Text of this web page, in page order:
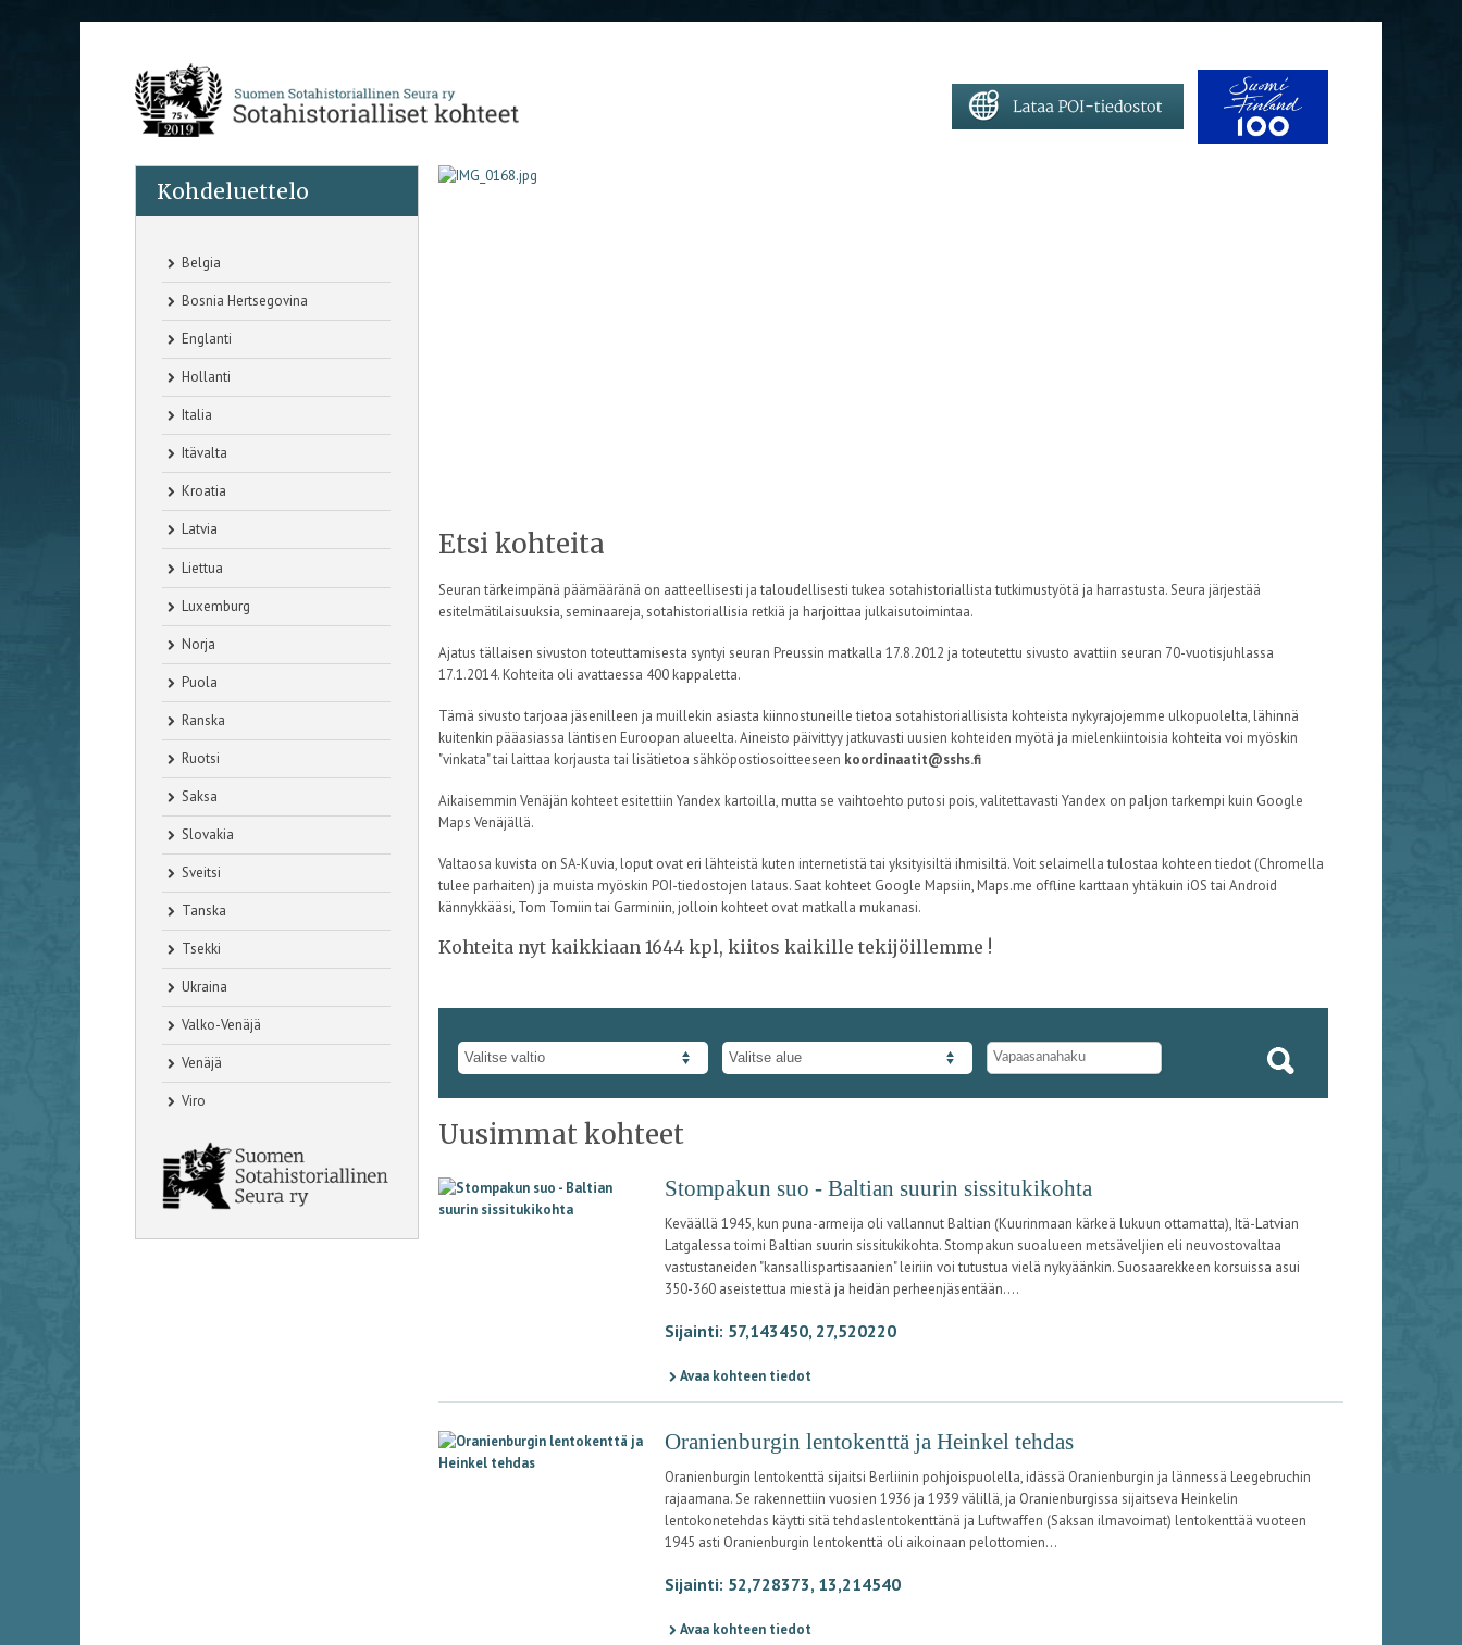
Kohdeluettelo
Belgia
Bosnia Hertsegovina
Englanti
Hollanti
Italia
Itävalta
Kroatia
Latvia
Liettua
Luxemburg
Norja
Puola
Ranska
Ruotsi
Saksa
Slovakia
Sveitsi
Tanska
Tsekki
Ukraina
Valko-Venäjä
Venäjä
Viro
Etsi kohteita
Seuran tärkeimpänä päämääränä on aatteellisesti ja taloudellisesti tukea sotahistoriallista tutkimustyötä ja harrastusta. Seura järjestää
esitelmätilaisuuksia, seminaareja, sotahistoriallisia retkiä ja harjoittaa julkaisutoimintaa.
Ajatus tällaisen sivuston toteuttamisesta syntyi seuran Preussin matkalla 17.8.2012 ja toteutettu sivusto avattiin seuran 70-vuotisjuhlassa
17.1.2014. Kohteita oli avattaessa 400 kappaletta.
Tämä sivusto tarjoaa jäsenilleen ja muillekin asiasta kiinnostuneille tietoa sotahistoriallisista kohteista nykyrajojemme ulkopuolelta, lähinnä
kuitenkin pääasiassa läntisen Euroopan alueelta. Aineisto päivittyy jatkuvasti uusien kohteiden myötä ja mielenkiintoisia kohteita voi myöskin
"vinkata" tai laittaa korjausta tai lisätietoa sähköpostiosoitteeseen koordinaatit@sshs.fi
Aikaisemmin Venäjän kohteet esitettiin Yandex kartoilla, mutta se vaihtoehto putosi pois, valitettavasti Yandex on paljon tarkempi kuin Google
Maps Venäjällä.
Valtaosa kuvista on SA-Kuvia, loput ovat eri lähteistä kuten internetistä tai yksityisiltä ihmisiltä. Voit selaimella tulostaa kohteen tiedot (Chromella
tulee parhaiten) ja muista myöskin POI-tiedostojen lataus. Saat kohteet Google Mapsiin, Maps.me offline karttaan yhtäkuin iOS tai Android
kännykkääsi, Tom Tomiin tai Garminiin, jolloin kohteet ovat matkalla mukanasi.
Kohteita nyt kaikkiaan 1644 kpl, kiitos kaikille tekijöillemme !
Uusimmat kohteet
Stompakun suo - Baltian suurin sissitukikohta
Keväällä 1945, kun puna-armeija oli vallannut Baltian (Kuurinmaan kärkeä lukuun ottamatta), Itä-Latvian
Latgalessa toimi Baltian suurin sissitukikohta. Stompakun suoalueen metsäveljien eli neuvostovaltaa
vastustaneiden "kansallispartisaanien" leiriin voi tutustua vielä nykyäänkin. Suosaarekkeen korsuissa asui
350-360 aseistettua miestä ja heidän perheenjäsentään....
Sijainti: 57,143450, 27,520220
Avaa kohteen tiedot
Oranienburgin lentokenttä ja Heinkel tehdas
Oranienburgin lentokenttä sijaitsi Berliinin pohjoispuolella, idässä Oranienburgin ja lännessä Leegebruchin
rajaamana. Se rakennettiin vuosien 1936 ja 1939 välillä, ja Oranienburgissa sijaitseva Heinkelin
lentokonetehdas käytti sitä tehdaslentokenttänä ja Luftwaffen (Saksan ilmavoimat) lentokenttää vuoteen
1945 asti Oranienburgin lentokenttä oli aikoinaan pelottomien...
Sijainti: 52,728373, 13,214540
Avaa kohteen tiedot